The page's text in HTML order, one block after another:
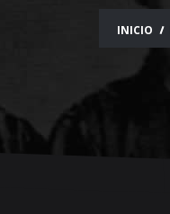
INICIO